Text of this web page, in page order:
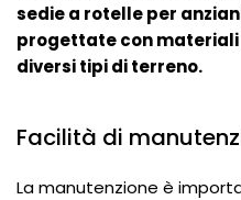
sedie a rotelle per
progettate con
diversi tipi di terreno.
Facilità di
La manutenzione è